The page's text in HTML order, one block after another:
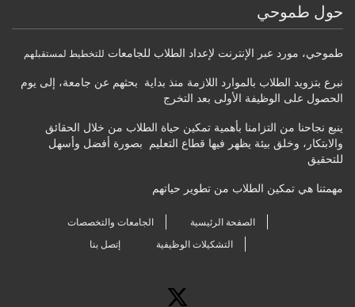
حول طموحي
طموحي، مورد عبر الإنترنت لإعداد الطلاب للجامعات للتخطيط لمستقبلهم
نبرع بتزويد الطلاب بالموارد اللازمة منذ بداية بحثهم عن جامعة، إلى يوم
الحصول على الوظيفة الأولى بعد التخرج
ينبع نجاحنا من التزامنا بأهمية تمكين حياة الطلاب من خلال الحقائق
والابتكار، وخلق بيئة يظهر فيها قطاع التعليم بصورة أفضل وأسهل
للتحقيق
مهمتنا هي تمكين الطلاب من تطوير حياتهم
الصفحة الرئيسية
الجامعات والتخصصات
التشكيلات الوظيفية
إتصل بنا